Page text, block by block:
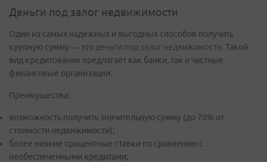
Деньги под залог недвижимости
Один из самых надежных и выгодных способов получить
крупную сумму — это деньги под залог недвижимости. Такой
вид кредитования предлагает как банки, так и частные
финансовые организации.
Преимущества:
возможность получить значительную сумму (до 70% от
стоимости недвижимости);
более низкие процентные ставки по сравнению с
необеспеченными кредитами;